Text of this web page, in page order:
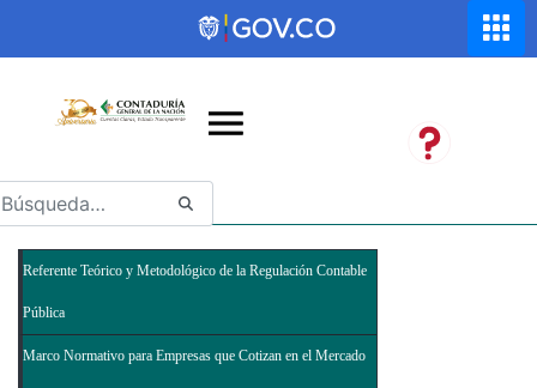
Saltar al contenido principal
Abrir menú de accesibilidad
Referente Teórico y Metodológico de la Regulación Contable
Pública
Marco Normativo para Empresas que Cotizan en el Mercado